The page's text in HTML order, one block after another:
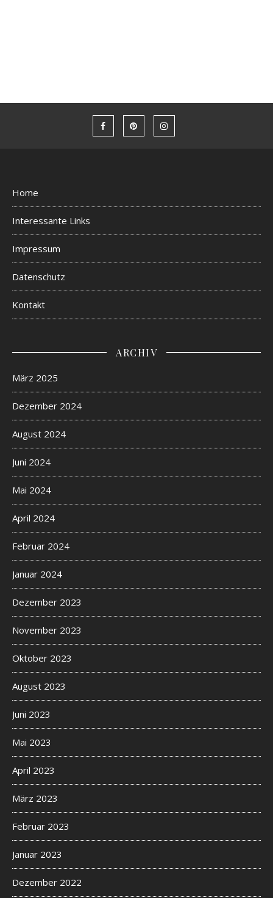
Home
Interessante Links
Impressum
Datenschutz
Kontakt
ARCHIV
März 2025
Dezember 2024
August 2024
Juni 2024
Mai 2024
April 2024
Februar 2024
Januar 2024
Dezember 2023
November 2023
Oktober 2023
August 2023
Juni 2023
Mai 2023
April 2023
März 2023
Februar 2023
Januar 2023
Dezember 2022